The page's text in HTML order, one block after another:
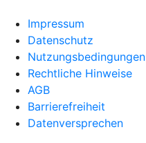
Impressum
Datenschutz
Nutzungsbedingungen
Rechtliche Hinweise
AGB
Barrierefreiheit
Datenversprechen